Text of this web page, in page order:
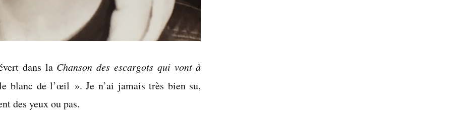
dans la Chanson des escargots qui vont à
blanc de l’œil ». Je n’ai jamais très bien su,
des yeux ou pas.